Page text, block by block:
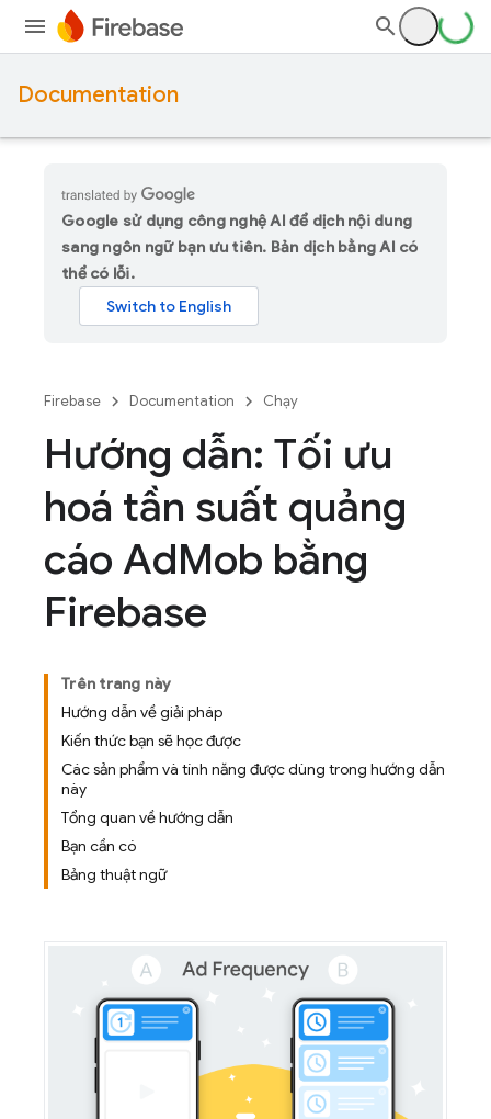
Documentation
Google sử dụng công nghệ AI để dịch nội dung
sang ngôn ngữ bạn ưu tiên. Bản dịch bằng AI có
thể có lỗi.
Firebase Documentation Chạy
Hướng dẫn: Tối ưu
hoá tần suất quảng
cáo AdMob bằng
Firebase
Trên trang này
Hướng dẫn về giải pháp
Kiến thức bạn sẽ học được
Các sản phẩm và tính năng được dùng trong hướng dẫn
này
Tổng quan về hướng dẫn
Bạn cần có
Bảng thuật ngữ